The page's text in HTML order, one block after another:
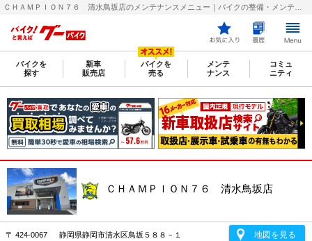
バイクを
探す
新車
販売店
バイクを
売る
メンテ
ナンス
コミュ
ニティ
ＣＨＡＭＰＩＯＮ７６ 清水鳥坂店
〒 424-0067 静岡県静岡市清水区鳥坂５８８－１ 地図を見る